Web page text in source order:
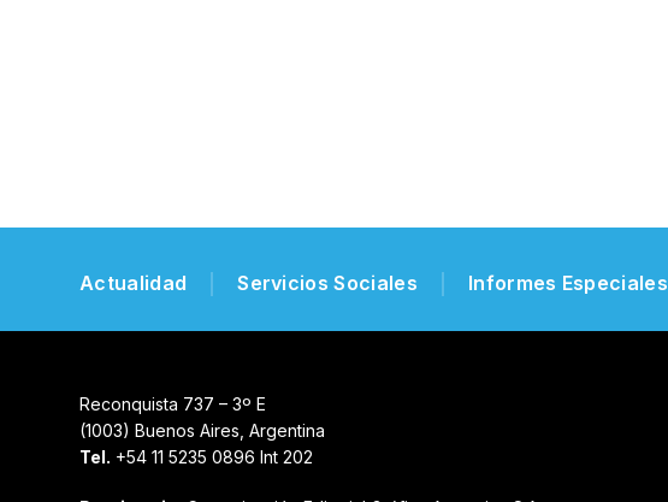
Actualidad Servicios Sociales Informes Especiales
Reconquista 737 – 3º E
(1003) Buenos Aires, Argentina
Tel. +54 11 5235 0896 Int 202